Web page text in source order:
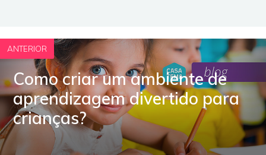
ANTERIOR
Como criar um ambiente de
aprendizagem divertido para
crianças?